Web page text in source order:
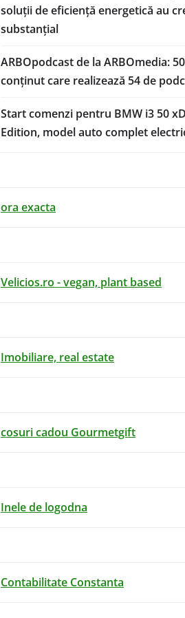
soluții de eficiență energetică au
substanțial
ARBOpodcast de la ARBOmedia:
conținut care realizează 54 de
Start comenzi pentru BMW i3 50
Edition, model auto complet
ora exacta
Velicios.ro - vegan, plant based
Imobiliare, real estate
cosuri cadou Gourmetgift
Inele de logodna
Contabilitate Constanta